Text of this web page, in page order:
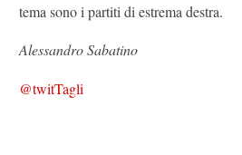
tema sono i partiti di estrema destra.
Alessandro Sabatino
@twitTagli